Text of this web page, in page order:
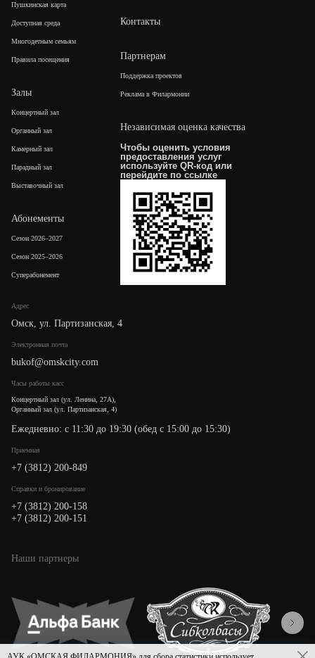
Адрес
Омск, ул. Партизанская, 4
Электронная почта
bukof@omskcity.com
Часы работы касс
Концертный зал (ул. Ленина, 27А),
Органный зал (ул. Партизанская, 4)
Ежедневно: с 11:30 до 19:30 (обед с 15:00 до 15:30)
Приемная
+7 (3812) 200-849
Cправки и бронирование
+7 (3812) 200-158
+7 (3812) 200-151
Пушкинская карта
Доступная среда
Многодетным семьям
Правила посещения
Залы
Концертный зал
Органный зал
Камерный зал
Парадный зал
Выставочный зал
Абонементы
Сезон 2026–2027
Сезон 2025–2026
Суперабонемент
Контакты
Партнерам
Поддержка проектов
Реклама в Филармонии
Независимая оценка качества
Чтобы оценить условия
предоставления услуг
используйте QR-код или
перейдите по ссылке
Наши партнеры